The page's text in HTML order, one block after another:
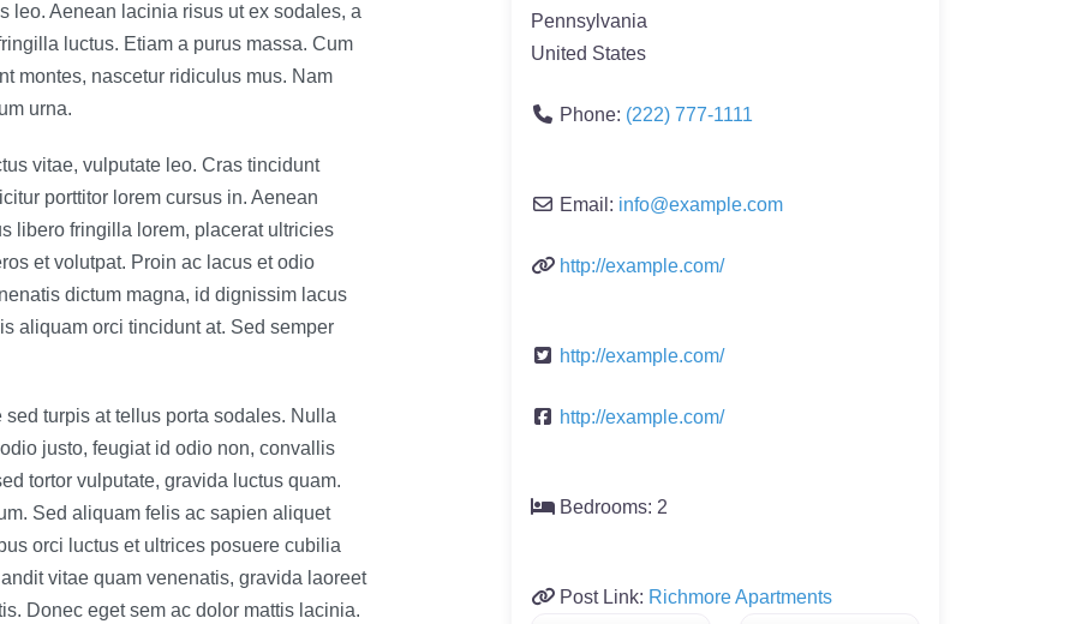
leo. Aenean lacinia risus ut ex sodales, a
luctus. Etiam a purus massa. Cum
montes, nascetur ridiculus mus. Nam
urna.
vitae, vulputate leo. Cras tincidunt
porttitor lorem cursus in. Aenean
libero fringilla lorem, placerat ultricies
et volutpat. Proin ac lacus et odio
dictum magna, id dignissim lacus
aliquam orci tincidunt at. Sed semper
turpis at tellus porta sodales. Nulla
justo, feugiat id odio non, convallis
tortor vulputate, gravida luctus quam.
Sed aliquam felis ac sapien aliquet
orci luctus et ultrices posuere cubilia
vitae quam venenatis, gravida laoreet
Donec eget sem ac dolor mattis lacinia.
Pennsylvania
United States
Phone: (222) 777-1111
Email: info@example.com
http://example.com/
http://example.com/
http://example.com/
Bedrooms: 2
Post Link: Richmore Apartments